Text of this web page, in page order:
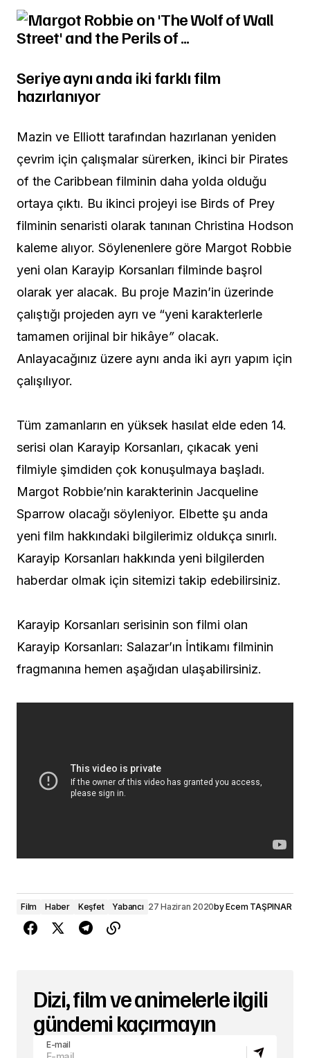
Seriye aynı anda iki farklı film
hazırlanıyor
Mazin ve Elliott tarafından hazırlanan yeniden
çevrim için çalışmalar sürerken, ikinci bir Pirates
of the Caribbean filminin daha yolda olduğu
ortaya çıktı. Bu ikinci projeyi ise Birds of Prey
filminin senaristi olarak tanınan Christina Hodson
kaleme alıyor. Söylenenlere göre Margot Robbie
yeni olan Karayip Korsanları filminde başrol
olarak yer alacak. Bu proje Mazin’in üzerinde
çalıştığı projeden ayrı ve “yeni karakterlerle
tamamen orijinal bir hikâye” olacak.
Anlayacağınız üzere aynı anda iki ayrı yapım için
çalışılıyor.
Tüm zamanların en yüksek hasılat elde eden 14.
serisi olan Karayip Korsanları, çıkacak yeni
filmiyle şimdiden çok konuşulmaya başladı.
Margot Robbie’nin karakterinin Jacqueline
Sparrow olacağı söyleniyor. Elbette şu anda
yeni film hakkındaki bilgilerimiz oldukça sınırlı.
Karayip Korsanları hakkında yeni bilgilerden
haberdar olmak için sitemizi takip edebilirsiniz.
Karayip Korsanları serisinin son filmi olan
Karayip Korsanları: Salazar’ın İntikamı filminin
fragmanına hemen aşağıdan ulaşabilirsiniz.
Film Haber Keşfet Yabancı 27 Haziran 2020byEcem TAŞPINAR
Dizi, film ve animelerle ilgili
gündemi kaçırmayın
E-mail